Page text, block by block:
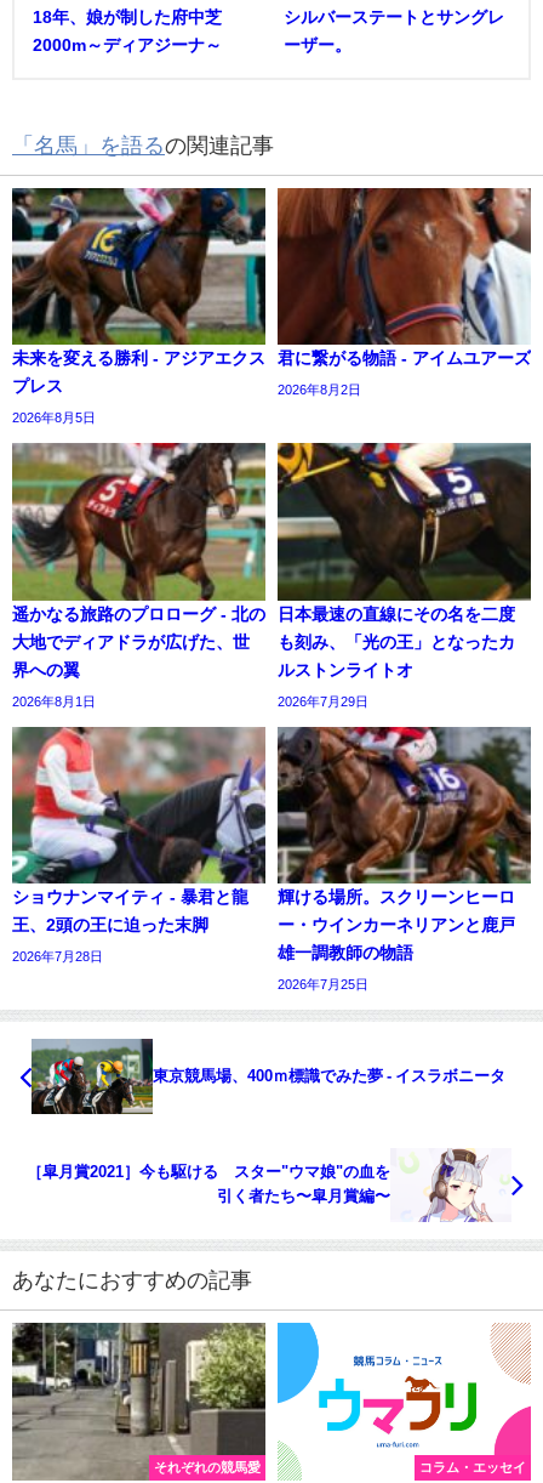
18年、娘が制した府中芝
2000m～ディアジーナ～
シルバーステートとサングレ
ーザー。
「名馬」を語るの関連記事
未来を変える勝利 - アジアエクス
プレス
2026年8月5日
君に繋がる物語 - アイムユアーズ
2026年8月2日
遥かなる旅路のプロローグ - 北の
大地でディアドラが広げた、世
界への翼
2026年8月1日
日本最速の直線にその名を二度
も刻み、「光の王」となったカ
ルストンライトオ
2026年7月29日
ショウナンマイティ - 暴君と龍
王、2頭の王に迫った末脚
2026年7月28日
輝ける場所。スクリーンヒーロ
ー・ウインカーネリアンと鹿戸
雄一調教師の物語
2026年7月25日
東京競馬場、400ｍ標識でみた夢 - イスラボニータ
［皐月賞2021］今も駆ける スター"ウマ娘"の血を
引く者たち〜皐月賞編〜
あなたにおすすめの記事
それぞれの競馬愛 コラム・エッセイ